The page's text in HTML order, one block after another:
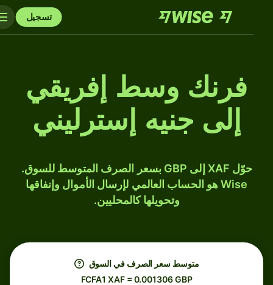
تسجيل
فرنك وسط إفريقي
إلى جنيه إسترليني
حوّل XAF إلى GBP بسعر الصرف المتوسط للسوق.
Wise هو الحساب العالمي لإرسال الأموال وإنفاقها
وتحويلها كالمحليين.
متوسط ​​سعر الصرف في السوق
FCFA1 XAF = 0.001306 GBP